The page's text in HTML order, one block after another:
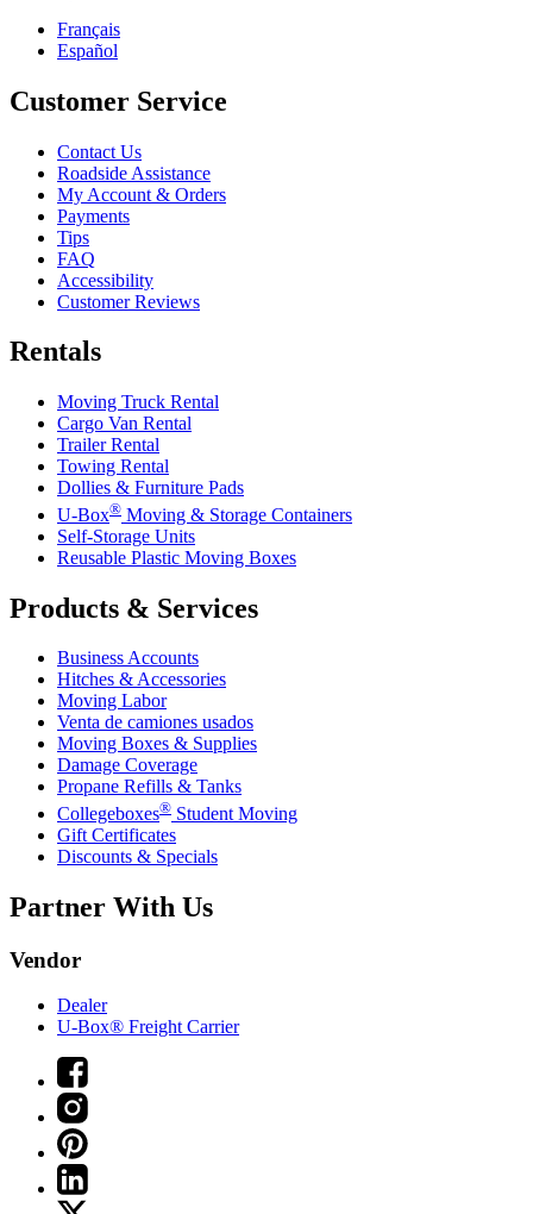
Français
Español
Customer Service
Contact Us
Roadside Assistance
My Account & Orders
Payments
Tips
FAQ
Accessibility
Customer Reviews
Rentals
Moving Truck Rental
Cargo Van Rental
Trailer Rental
Towing Rental
Dollies & Furniture Pads
U-Box® Moving & Storage Containers
Self-Storage Units
Reusable Plastic Moving Boxes
Products & Services
Business Accounts
Hitches & Accessories
Moving Labor
Venta de camiones usados
Moving Boxes & Supplies
Damage Coverage
Propane Refills & Tanks
Collegeboxes® Student Moving
Gift Certificates
Discounts & Specials
Partner With Us
Vendor
Dealer
U-Box® Freight Carrier